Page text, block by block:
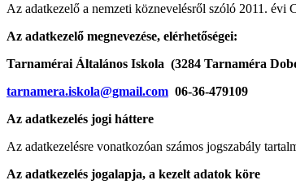
Az adatkezelő a nemzeti köznevelésről szóló 2011.
Az adatkezelő megnevezése, elérhetőségei:
Tarnamérai Általános Iskola (3284 Tarnaméra
tarnamera.iskola@gmail.com 06-36-479109
Az adatkezelés jogi háttere
Az adatkezelésre vonatkozóan számos jogszabály
Az adatkezelés jogalapja, a kezelt adatok köre